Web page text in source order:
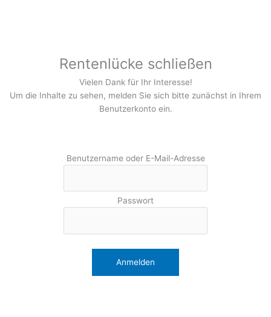
Rentenlücke schließen
Vielen Dank für Ihr Interesse!
Um die Inhalte zu sehen, melden Sie sich bitte zunächst in Ihrem
Benutzerkonto ein.
Benutzername oder E-Mail-Adresse
Passwort